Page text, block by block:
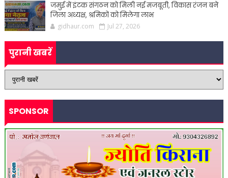
जमुई में इंटक संगठन को मिली नई मजबूती, विकास रंजन बने
जिला अध्यक्ष, श्रमिकों को मिलेगा लाभ
gidhaur.com Jul 27, 2026
पुरानी खबरें
SPONSOR